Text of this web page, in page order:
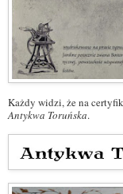
Każdy widzi, że na
Antykwa Toruńska.